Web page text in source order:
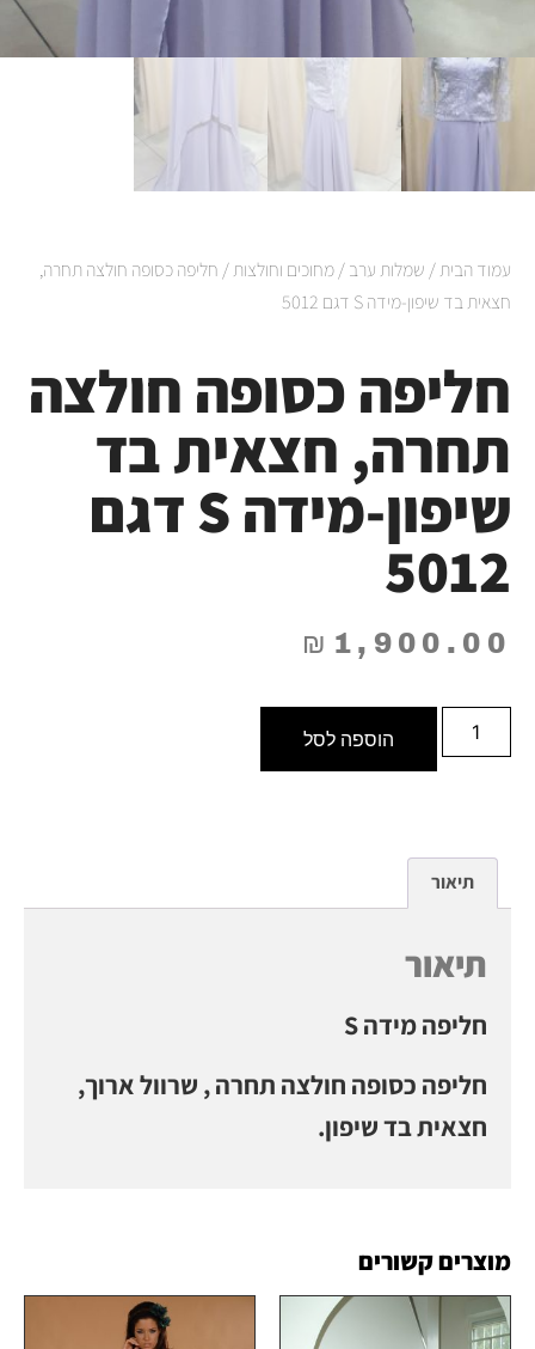
עמוד הבית/ שמלות ערב/מחוכים וחולצות/ חליפה כסופה חולצה תחרה,
חצאית בד שיפון-מידה S דגם 5012
חליפה כסופה חולצה
תחרה, חצאית בד
שיפון-מידה S דגם
5012
₪ 1,900.00
הוספה לסל
מוצרים קשורים
תיאור
תיאור
חליפה מידה S
חליפה כסופה חולצה תחרה , שרוול ארוך,
חצאית בד שיפון.